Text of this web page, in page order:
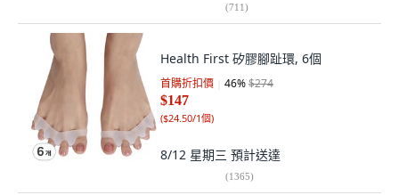
(711)
Health First 矽膠腳趾環, 6個
首購折扣價 46%$274
$147
($24.50/1個)
8/12 星期三 預計送達
(1365)